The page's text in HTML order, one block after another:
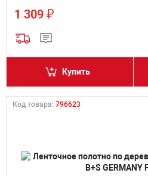
1 309 ₽
Купить
Код товара: 796623